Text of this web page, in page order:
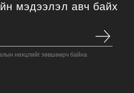
мэдээлэл авч байх
нөхцлийг зөвшөөрч байна